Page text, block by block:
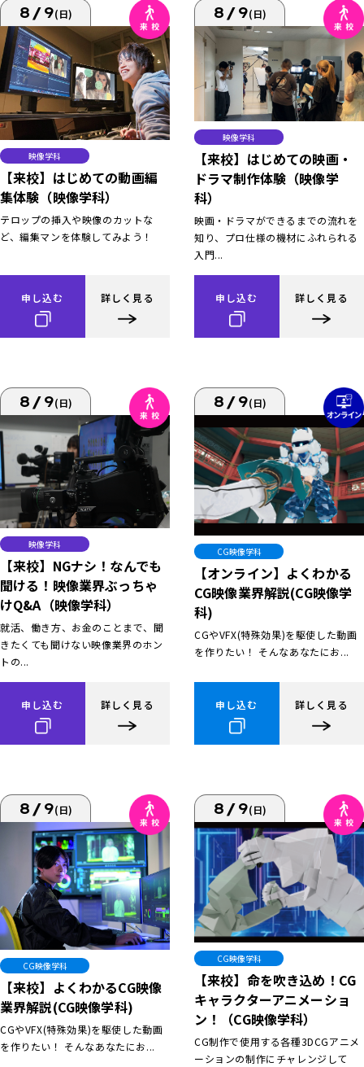
8/9(日)
映像学科
【来校】はじめての動画編
集体験（映像学科）
テロップの挿入や映像のカットな
ど、編集マンを体験してみよう！
申し込む 詳しく見る
8/9(日)
映像学科
【来校】はじめての映画・
ドラマ制作体験（映像学
科）
映画・ドラマができるまでの流れを
知り、プロ仕様の機材にふれられる
入門...
申し込む 詳しく見る
8/9(日)
映像学科
【来校】NGナシ！なんでも
聞ける！映像業界ぶっちゃ
けQ&A（映像学科）
就活、働き方、お金のことまで、聞
きたくても聞けない映像業界のホン
トの...
申し込む 詳しく見る
8/9(日)
CG映像学科
【オンライン】よくわかる
CG映像業界解説(CG映像学
科)
CGやVFX(特殊効果)を駆使した動画
を作りたい！ そんなあなたにお...
申し込む 詳しく見る
8/9(日)
CG映像学科
【来校】よくわかるCG映像
業界解説(CG映像学科)
CGやVFX(特殊効果)を駆使した動画
を作りたい！ そんなあなたにお...
8/9(日)
CG映像学科
【来校】命を吹き込め！CG
キャラクターアニメーショ
ン！（CG映像学科）
CG制作で使用する各種3DCGアニメ
ーションの制作にチャレンジして